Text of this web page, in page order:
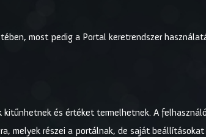
most pedig a Portal keretrendszer
és értéket termelhetnek. A
melyek részei a portálnak, de saját beállításokat